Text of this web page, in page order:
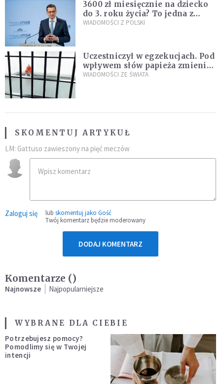
3600 zł miesięcznie na dziecko
do 3. roku życia? To jedna z
propozycji programu "Rozwój
WIADOMOŚCI Z POLSKI
Uczestniczył w egzekucjach. Pod
wpływem słów papieża zmienił
zdanie
WIADOMOŚCI ZE ŚWIATA
SKOMENTUJ ARTYKUŁ
LM: Gattuso zawieszony na pięć meczów
Zaloguj się lub skomentuj jako Gość
Twój komentarz będzie moderowany
DODAJ KOMENTARZ
Komentarze ()
Najnowsze Najpopularniejsze
WYBRANE DLA CIEBIE
Potrzebujesz pomocy?
Pomodlimy się w Twojej
intencji